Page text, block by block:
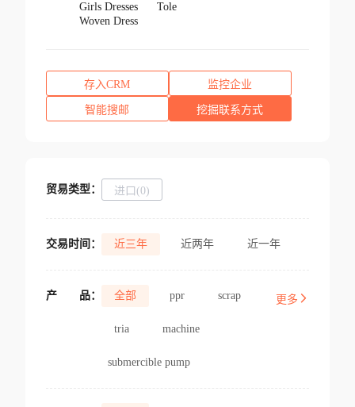
Girls Dresses
Tole
Woven Dress
存入CRM 监控企业
智能搜邮 挖掘联系方式
贸易类型： 进口(0)
交易时间： 近三年 近两年 近一年
产 品： 全部 ppr scrap
tria machine
submercible pump
更多